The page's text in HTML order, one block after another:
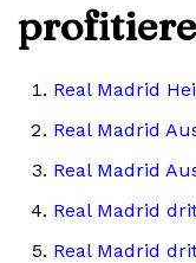
Real Madrid
Real Madrid
Real Madrid
Real Madrid
Real Madrid